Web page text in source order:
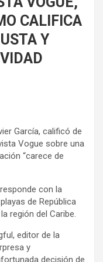
CALIFICA
Y
García, calificó de
Vogue sobre una
“carece de
con la
de República
región del Caribe.
editor de la
y
decisión de